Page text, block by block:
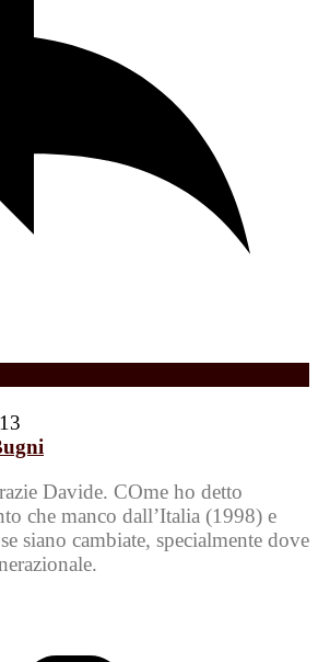
Davide. COme ho detto
che manco dall’Italia (1998) e
siano cambiate, specialmente dove